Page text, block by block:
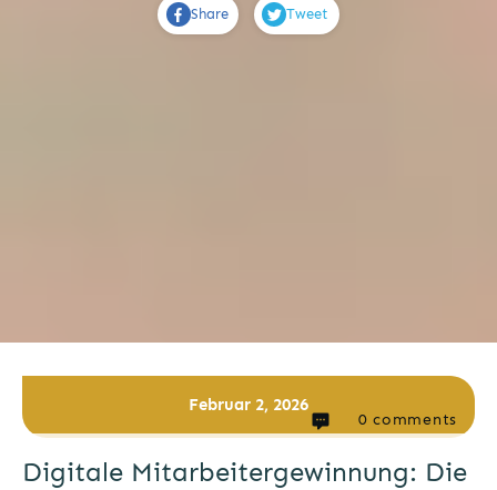
Share Tweet
Februar 2, 2026
0 comments
Digitale Mitarbeitergewinnung: Die